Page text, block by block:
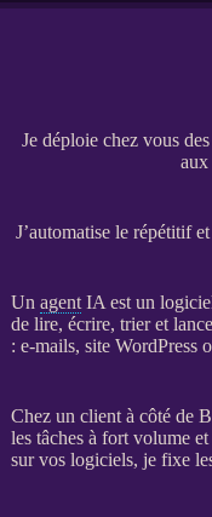
Je déploie chez vous
aux
J’automatise le répétitif
Un agent IA est un
de lire, écrire, trier et
: e-mails, site WordPress
Chez un client à côté de
les tâches à fort volume
sur vos logiciels, je fixe